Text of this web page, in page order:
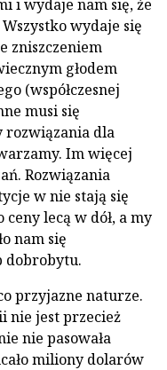
i wydaje nam się, że
wydaje się
zniszczeniem
głodem
(współczesnej
musi się
rozwiązania dla
Im więcej
Rozwiązania
w nie stają się
ceny lecą w dół, a my
nam się
dobrobytu.
przyjazne naturze.
nie jest przecież
nie pasowała
miliony dolarów